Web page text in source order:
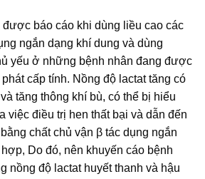
được báo cáo khi dùng liều cao các
ngắn dạng khí dung và dùng
yếu ở những bệnh nhân đang được
cấp tính. Nồng độ lactat tăng có
tăng thông khí bù, có thể bị hiểu
việc điều trị hen thất bại và dẫn đến
chất chủ vận β tác dụng ngắn
Do đó, nên khuyến cáo bệnh
nồng độ lactat huyết thanh và hậu